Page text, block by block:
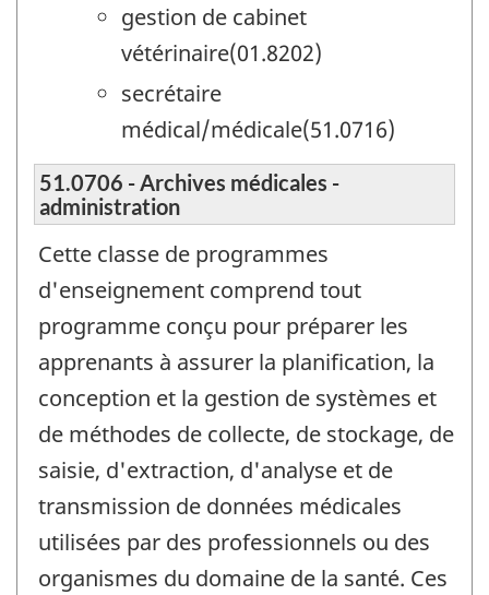
gestion de cabinet
vétérinaire(01.8202)
secrétaire
médical/médicale(51.0716)
51.0706 - Archives médicales -
administration
Cette classe de programmes
d'enseignement comprend tout
programme conçu pour préparer les
apprenants à assurer la planification, la
conception et la gestion de systèmes et
de méthodes de collecte, de stockage, de
saisie, d'extraction, d'analyse et de
transmission de données médicales
utilisées par des professionnels ou des
organismes du domaine de la santé. Ces